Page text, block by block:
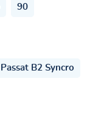
90
Passat B2 Syncro